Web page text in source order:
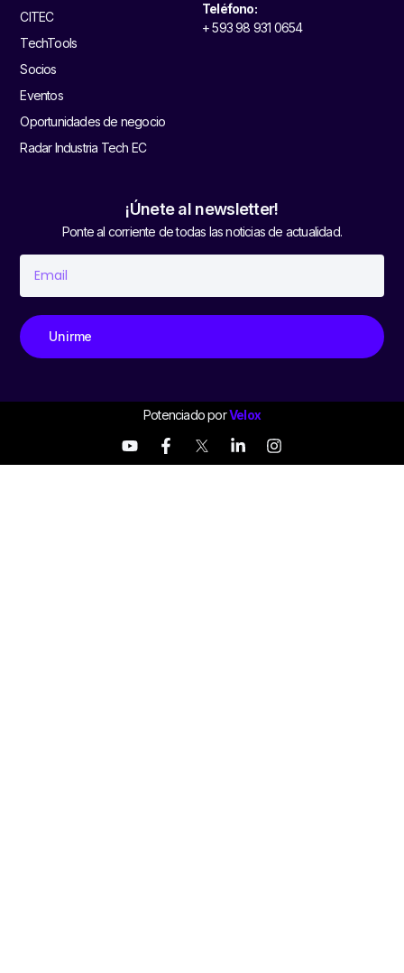
CITEC
TechTools
Socios
Eventos
Oportunidades de negocio
Radar Industria Tech EC
Teléfono:
+ 593 98 931 0654
¡Únete al newsletter!
Ponte al corriente de todas las noticias de actualidad.
Unirme
Potenciado porVelox